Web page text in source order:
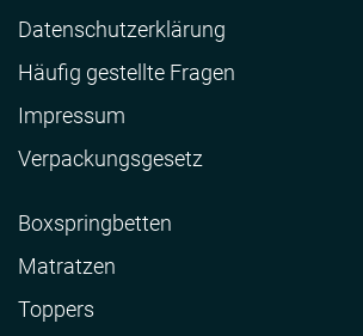
Datenschutzerklärung
Häufig gestellte Fragen
Impressum
Verpackungsgesetz
Boxspringbetten
Matratzen
Toppers